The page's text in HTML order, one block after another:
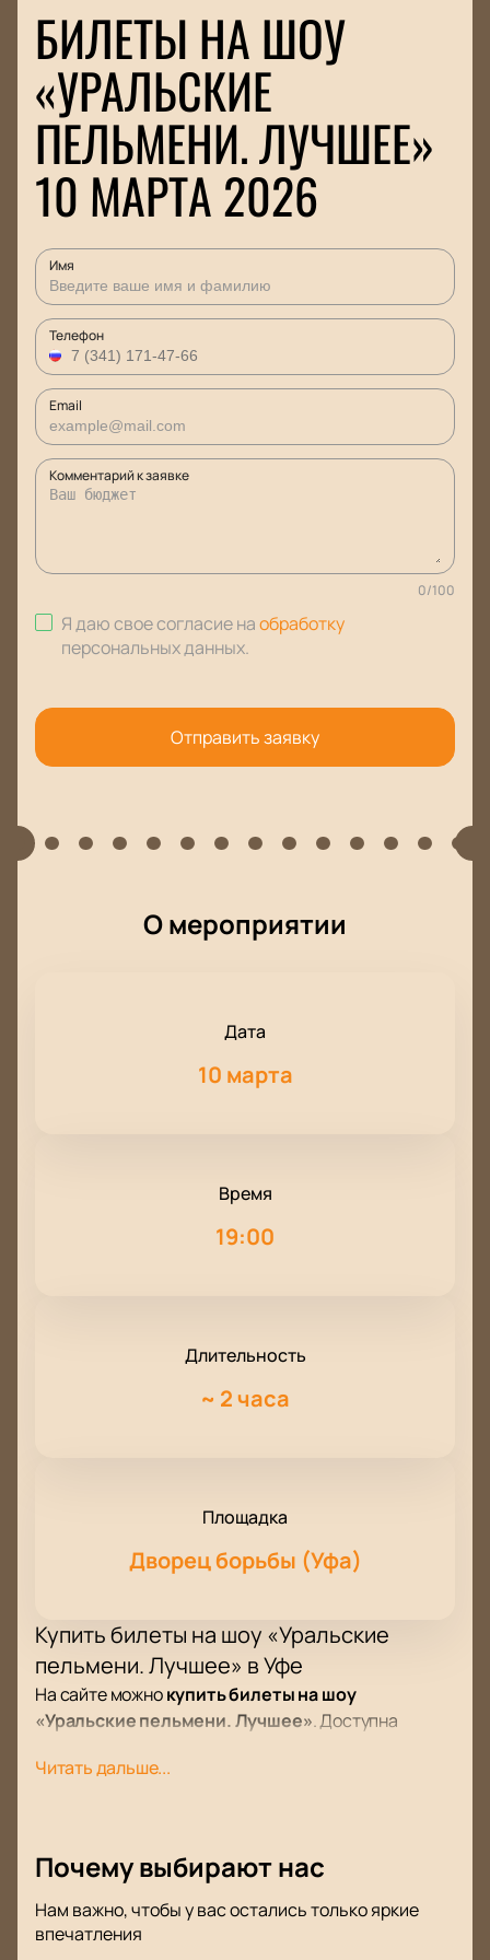
БИЛЕТЫ НА ШОУ
«УРАЛЬСКИЕ
ПЕЛЬМЕНИ. ЛУЧШЕЕ»
10 МАРТА 2026
Имя
Телефон
Email
Комментарий к заявке
0/100
Я даю свое согласие наобработку
персональных данных.
Отправить заявку
О мероприятии
Дата
10 марта
Время
19:00
Длительность
~ 2 часа
Площадка
Дворец борьбы (Уфа)
Купить билеты на шоу «Уральские
пельмени. Лучшее» в Уфе
На сайте можнокупить билеты на шоу
«Уральские пельмени. Лучшее». Доступна
оформляется быстро, билеты можно
мероприятии.
Дата и место проведения
Событие пройдет в октябре по адресу: улица Мусы
Гареева, 5. Начало и продолжительность
Читать дальше...
Почему выбирают нас
Нам важно, чтобы у вас остались только яркие
впечатления